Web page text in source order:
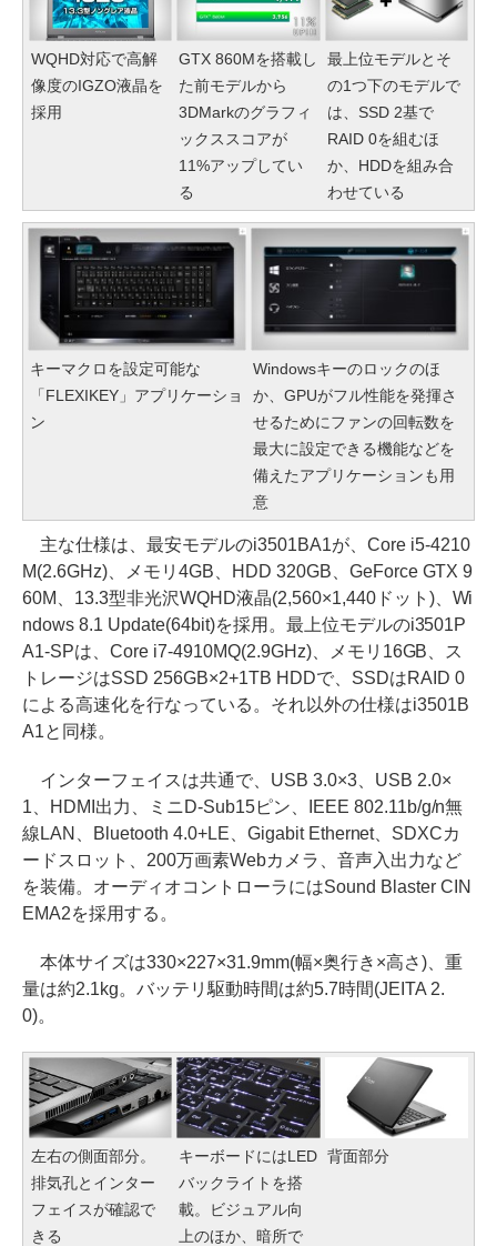
WQHD対応で高解
像度のIGZO液晶を
採用
GTX 860Mを搭載し
た前モデルから
3DMarkのグラフィ
ックススコアが
11%アップしてい
る
最上位モデルとそ
の1つ下のモデルで
は、SSD 2基で
RAID 0を組むほ
か、HDDを組み合
わせている
キーマクロを設定可能な
「FLEXIKEY」アプリケーショ
ン
Windowsキーのロックのほ
か、GPUがフル性能を発揮さ
せるためにファンの回転数を
最大に設定できる機能などを
備えたアプリケーションも用
意
主な仕様は、最安モデルのi3501BA1が、Core i5-4210
M(2.6GHz)、メモリ4GB、HDD 320GB、GeForce GTX 9
60M、13.3型非光沢WQHD液晶(2,560×1,440ドット)、Wi
ndows 8.1 Update(64bit)を採用。最上位モデルのi3501P
A1-SPは、Core i7-4910MQ(2.9GHz)、メモリ16GB、ス
トレージはSSD 256GB×2+1TB HDDで、SSDはRAID 0
による高速化を行なっている。それ以外の仕様はi3501B
A1と同様。
インターフェイスは共通で、USB 3.0×3、USB 2.0×
1、HDMI出力、ミニD-Sub15ピン、IEEE 802.11b/g/n無
線LAN、Bluetooth 4.0+LE、Gigabit Ethernet、SDXCカ
ードスロット、200万画素Webカメラ、音声入出力など
を装備。オーディオコントローラにはSound Blaster CIN
EMA2を採用する。
本体サイズは330×227×31.9mm(幅×奥行き×高さ)、重
量は約2.1kg。バッテリ駆動時間は約5.7時間(JEITA 2.
0)。
左右の側面部分。
排気孔とインター
フェイスが確認で
きる
キーボードにはLED
バックライトを搭
載。ビジュアル向
上のほか、暗所で
背面部分